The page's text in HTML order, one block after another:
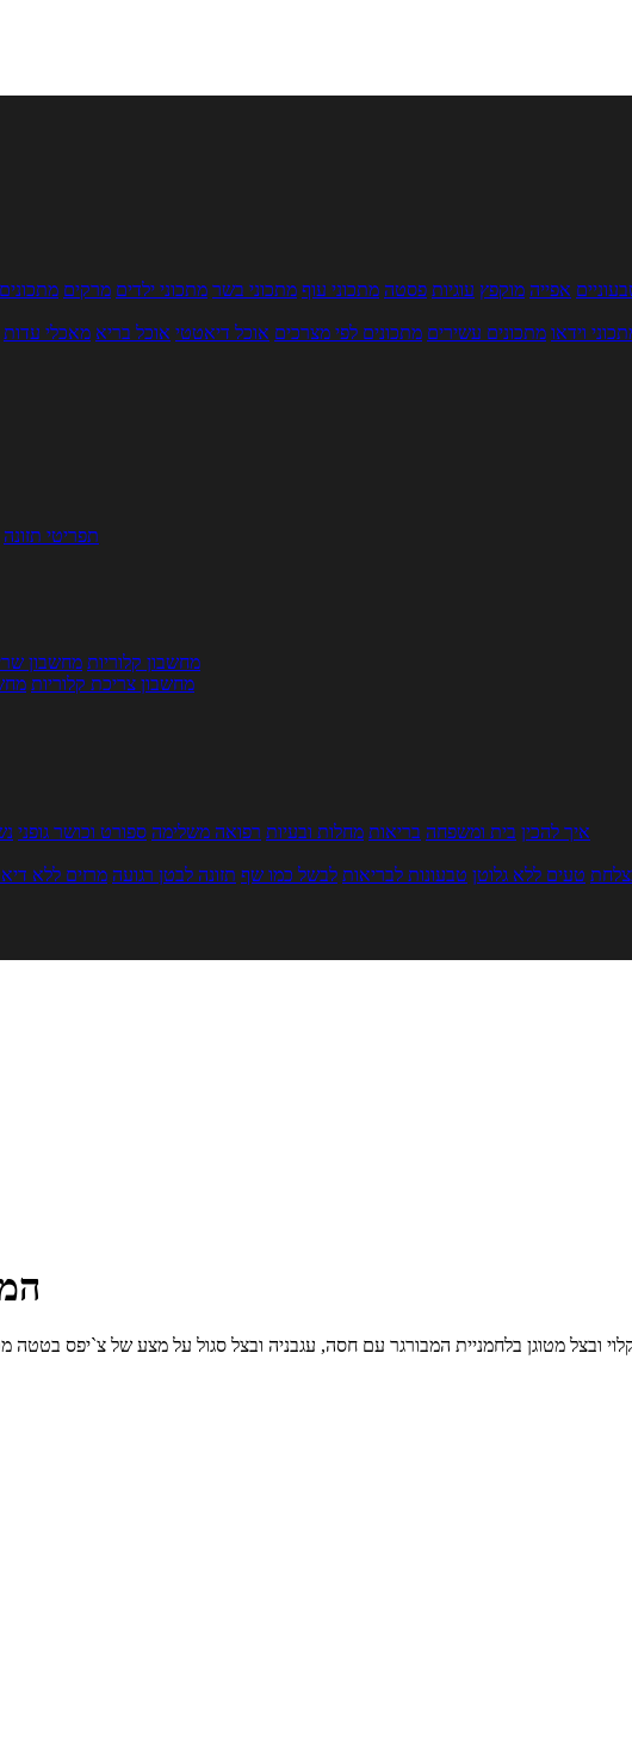
אפייה מוקפץ עוגיות פסטה מתכוני עוף מתכוני בשר מתכוני ילדים מרקים
וידאו מתכונים עשירים מתכונים לפי מצרכים אוכל דיאטטי אוכל בריא מאכלי עדות
תפריטי תזונה
מחשבון קלוריות מחשבון
מחשבון צריכת קלוריות
איך להכין בית ומשפחה בריאות מחלות ובעיות רפואה משלימה ספורט וכושר גופני
טעים ללא גלוטן טבעונות לבריאות לבשל כמו שף תזונה לבטן רגועה מרזים ללא
בלחמניית המבורגר עם חסה, עגבניה ובצל סגול על מצע של צ`יפס בטטה מטוגן בשמן עמוק, 648 קלוריות למנה,